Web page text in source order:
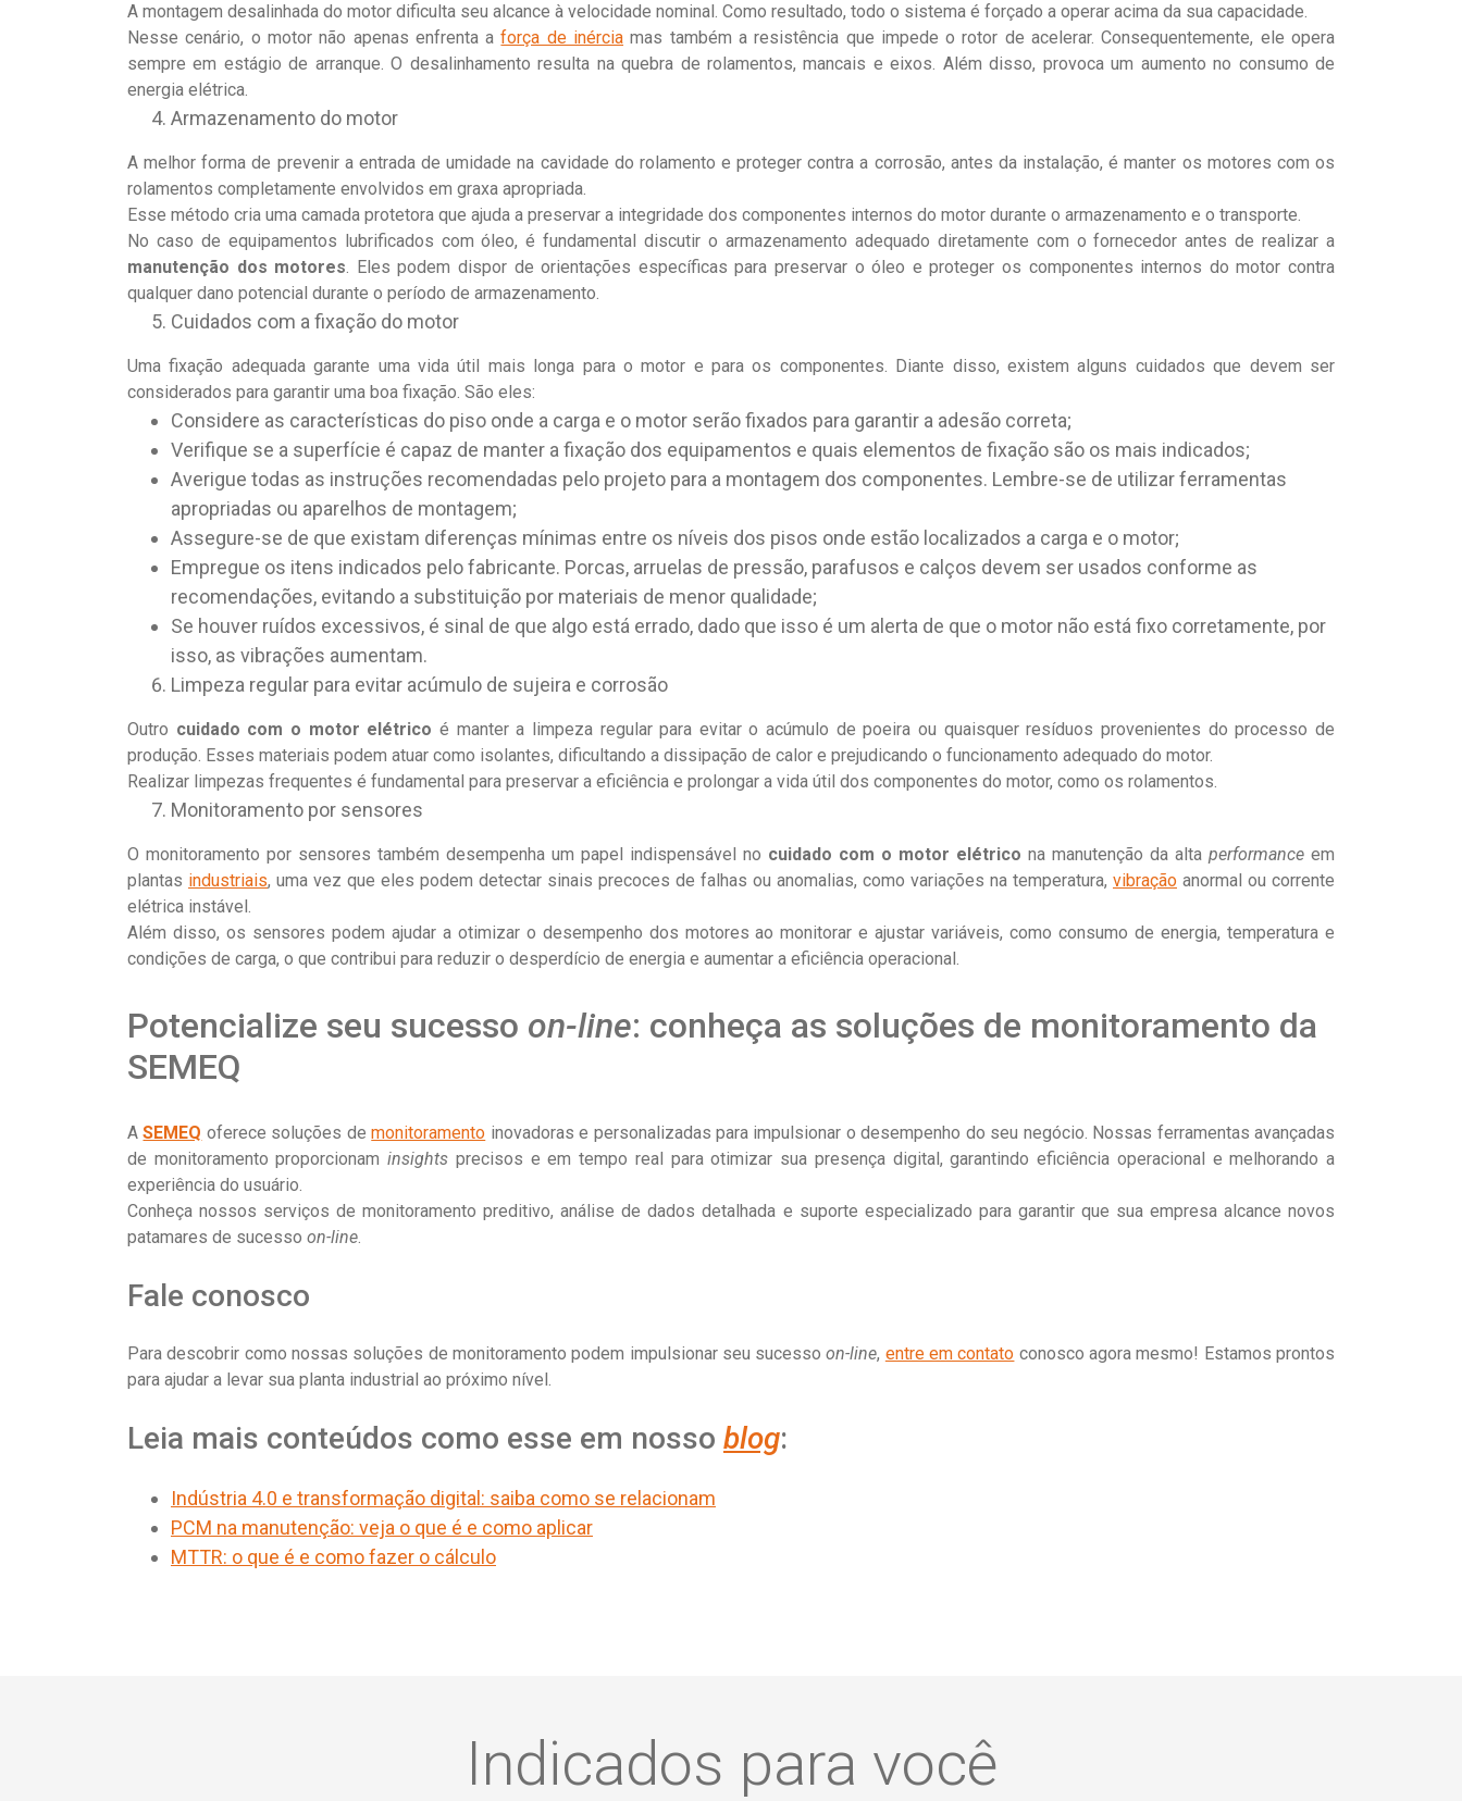
A montagem desalinhada do motor dificulta seu alcance à velocidade nominal. Como resultado, todo o sistema é forçado a operar acima da sua capacidade.
Nesse cenário, o motor não apenas enfrenta aforça de inércia mas também a resistência que impede o rotor de acelerar. Consequentemente, ele opera
sempre em estágio de arranque. O desalinhamento resulta na quebra de rolamentos, mancais e eixos. Além disso, provoca um aumento no consumo de
energia elétrica.
Armazenamento do motor
A melhor forma de prevenir a entrada de umidade na cavidade do rolamento e proteger contra a corrosão, antes da instalação, é manter os motores com os
rolamentos completamente envolvidos em graxa apropriada.
Esse método cria uma camada protetora que ajuda a preservar a integridade dos componentes internos do motor durante o armazenamento e o transporte.
No caso de equipamentos lubrificados com óleo, é fundamental discutir o armazenamento adequado diretamente com o fornecedor antes de realizar a
manutenção dos motores. Eles podem dispor de orientações específicas para preservar o óleo e proteger os componentes internos do motor contra
qualquer dano potencial durante o período de armazenamento.
Cuidados com a fixação do motor
Uma fixação adequada garante uma vida útil mais longa para o motor e para os componentes. Diante disso, existem alguns cuidados que devem ser
considerados para garantir uma boa fixação. São eles:
Considere as características do piso onde a carga e o motor serão fixados para garantir a adesão correta;
Verifique se a superfície é capaz de manter a fixação dos equipamentos e quais elementos de fixação são os mais indicados;
Averigue todas as instruções recomendadas pelo projeto para a montagem dos componentes. Lembre-se de utilizar ferramentas
apropriadas ou aparelhos de montagem;
Assegure-se de que existam diferenças mínimas entre os níveis dos pisos onde estão localizados a carga e o motor;
Empregue os itens indicados pelo fabricante. Porcas, arruelas de pressão, parafusos e calços devem ser usados conforme as
recomendações, evitando a substituição por materiais de menor qualidade;
Se houver ruídos excessivos, é sinal de que algo está errado, dado que isso é um alerta de que o motor não está fixo corretamente, por
isso, as vibrações aumentam.
Limpeza regular para evitar acúmulo de sujeira e corrosão
Outro cuidado com o motor elétrico é manter a limpeza regular para evitar o acúmulo de poeira ou quaisquer resíduos provenientes do processo de
produção. Esses materiais podem atuar como isolantes, dificultando a dissipação de calor e prejudicando o funcionamento adequado do motor.
Realizar limpezas frequentes é fundamental para preservar a eficiência e prolongar a vida útil dos componentes do motor, como os rolamentos.
Monitoramento por sensores
O monitoramento por sensores também desempenha um papel indispensável no cuidado com o motor elétrico na manutenção da alta performance em
plantas industriais, uma vez que eles podem detectar sinais precoces de falhas ou anomalias, como variações na temperatura, vibração anormal ou corrente
elétrica instável.
Além disso, os sensores podem ajudar a otimizar o desempenho dos motores ao monitorar e ajustar variáveis, como consumo de energia, temperatura e
condições de carga, o que contribui para reduzir o desperdício de energia e aumentar a eficiência operacional.
Potencialize seu sucesso on-line: conheça as soluções de monitoramento da
SEMEQ
ASEMEQ oferece soluções demonitoramento inovadoras e personalizadas para impulsionar o desempenho do seu negócio. Nossas ferramentas avançadas
de monitoramento proporcionaminsights precisos e em tempo real para otimizar sua presença digital, garantindo eficiência operacional e melhorando a
experiência do usuário.
Conheça nossos serviços de monitoramento preditivo, análise de dados detalhada e suporte especializado para garantir que sua empresa alcance novos
patamares de sucesso on-line.
Fale conosco
Para descobrir como nossas soluções de monitoramento podem impulsionar seu sucessoon-line, entre em contato conosco agora mesmo! Estamos prontos
para ajudar a levar sua planta industrial ao próximo nível.
Leia mais conteúdos como esse em nosso blog:
Indústria 4.0 e transformação digital: saiba como se relacionam
PCM na manutenção: veja o que é e como aplicar
MTTR: o que é e como fazer o cálculo
Indicados para você